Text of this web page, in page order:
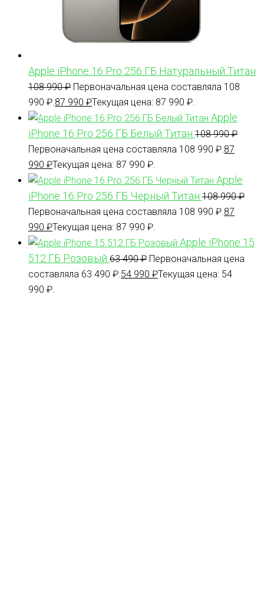
Apple iPhone 16 Pro 256 ГБ Натуральный Титан
108 990₽ Первоначальная цена составляла 108
990 ₽. 87 990 ₽Текущая цена: 87 990 ₽.
Apple
iPhone 16 Pro 256 ГБ Белый Титан 108 990₽
Первоначальная цена составляла 108 990 ₽. 87
990 ₽Текущая цена: 87 990 ₽.
Apple
iPhone 16 Pro 256 ГБ Черный Титан 108 990₽
Первоначальная цена составляла 108 990 ₽. 87
990 ₽Текущая цена: 87 990 ₽.
Apple iPhone 15
512 ГБ Розовый 63 490₽ Первоначальная цена
составляла 63 490 ₽. 54 990 ₽Текущая цена: 54
990 ₽.